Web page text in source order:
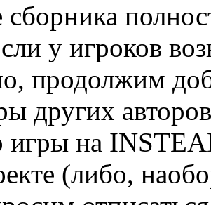
у игроков
продолжим
других
игры на
(либо,